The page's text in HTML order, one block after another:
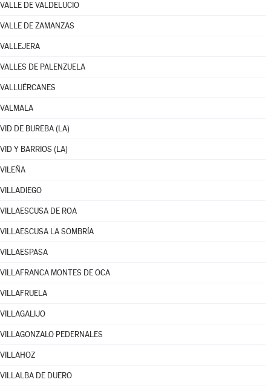
VALLE DE VALDELUCIO
VALLE DE ZAMANZAS
VALLEJERA
VALLES DE PALENZUELA
VALLUÉRCANES
VALMALA
VID DE BUREBA (LA)
VID Y BARRIOS (LA)
VILEÑA
VILLADIEGO
VILLAESCUSA DE ROA
VILLAESCUSA LA SOMBRÍA
VILLAESPASA
VILLAFRANCA MONTES DE OCA
VILLAFRUELA
VILLAGALIJO
VILLAGONZALO PEDERNALES
VILLAHOZ
VILLALBA DE DUERO